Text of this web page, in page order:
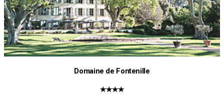
Domaine de Fontenille
★★★★